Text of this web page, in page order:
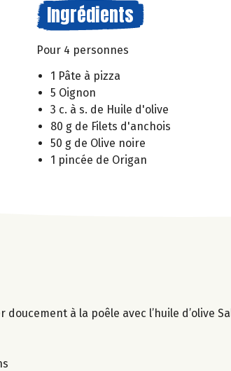
Ingrédients
Pour 4 personnes
1 Pâte à pizza
5 Oignon
3 c. à s. de Huile d'olive
80 g de Filets d'anchois
50 g de Olive noire
1 pincée de Origan
à la poêle avec l’huile d’olive